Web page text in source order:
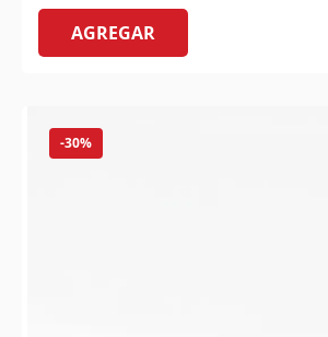
AGREGAR
-30%